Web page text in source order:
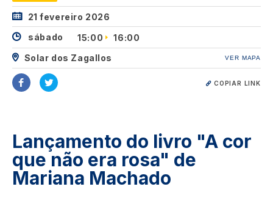
21 fevereiro 2026
sábado
15:00
16:00
Solar dos Zagallos
VER MAPA
COPIAR LINK
Lançamento do livro "A cor
que não era rosa" de
Mariana Machado